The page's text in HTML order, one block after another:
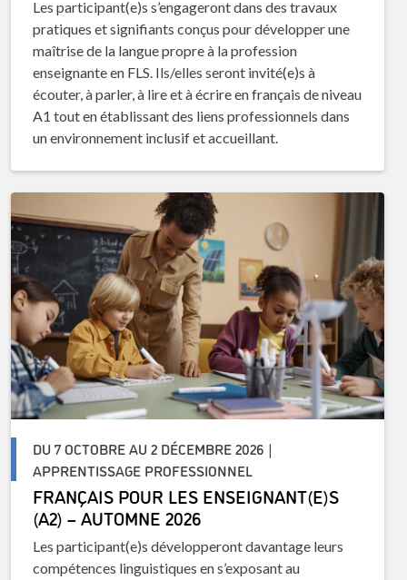
Les participant(e)s s’engageront dans des travaux
pratiques et signifiants conçus pour développer une
maîtrise de la langue propre à la profession
enseignante en FLS. Ils/elles seront invité(e)s à
écouter, à parler, à lire et à écrire en français de niveau
A1 tout en établissant des liens professionnels dans
un environnement inclusif et accueillant.
DU 7 OCTOBRE AU 2 DÉCEMBRE 2026 |
APPRENTISSAGE PROFESSIONNEL
FRANÇAIS POUR LES ENSEIGNANT(E)S
(A2) – AUTOMNE 2026
Les participant(e)s développeront davantage leurs
compétences linguistiques en s’exposant au